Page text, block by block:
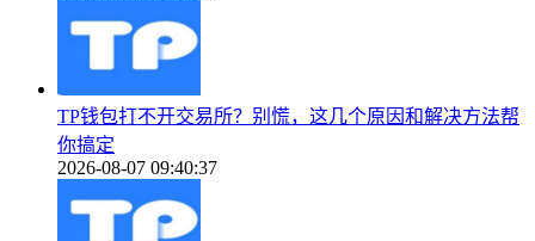
TP钱包打不开交易所？别慌，这几个原因和解决方法帮
你搞定
2026-08-07 09:40:37